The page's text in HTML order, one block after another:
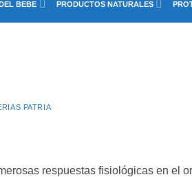
BEBE PRODUCTOS NATURALES
PATRIA
respuestas fisiológicas en el